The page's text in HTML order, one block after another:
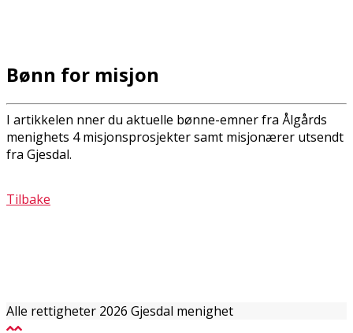
Bønn for misjon
I artikkelen finner du aktuelle bønne-emner fra Ålgårds
menighets 4 misjonsprosjekter samt misjonærer utsendt
fra Gjesdal.
Tilbake
Alle rettigheter 2026 Gjesdal menighet